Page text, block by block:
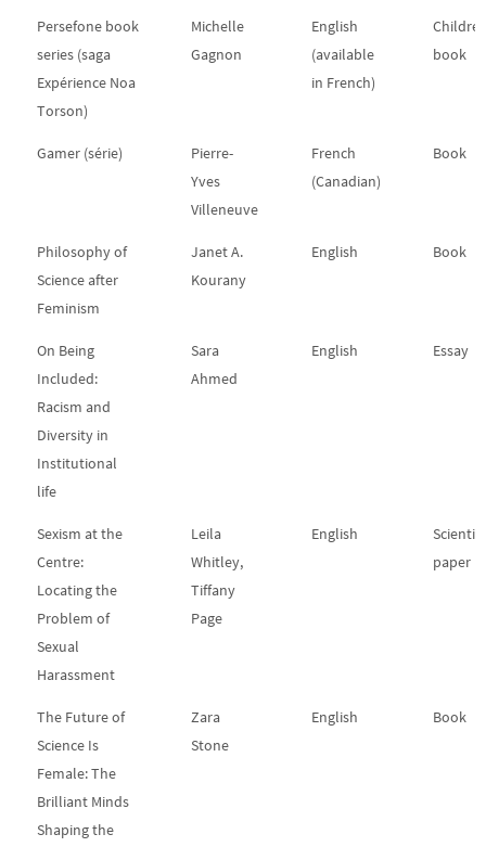
Persefone book
series (saga
Expérience Noa
Torson)
Michelle
Gagnon
English
(available
in French)
book
Gamer (série)
Pierre-
Yves
Villeneuve
French
(Canadian)
Book
Philosophy of
Science after
Feminism
Janet A.
Kourany
English Book
On Being
Included:
Racism and
Diversity in
Institutional
life
Sara
Ahmed
English Essay
Sexism at the
Centre:
Locating the
Problem of
Sexual
Harassment
Leila
Whitley,
Tiffany
Page
English
paper
The Future of
Science Is
Female: The
Brilliant Minds
Shaping the
Zara
Stone
English Book